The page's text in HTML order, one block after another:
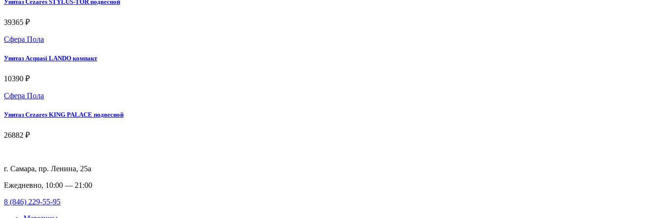
Унитаз Cezares STYLUS-TOR подвесной
39365 ₽
Сфера Пола
Унитаз Acquasi LANDO компакт
10390 ₽
Сфера Пола
Унитаз Cezares KING PALACE подвесной
26882 ₽
г. Самара, пр. Ленина, 25а
Ежедневно, 10:00 — 21:00
8 (846) 229-55-95